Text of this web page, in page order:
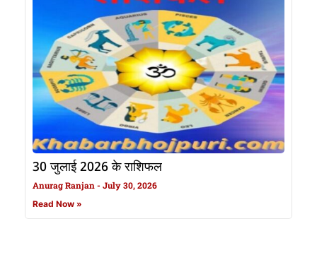
30 जुलाई 2026 के राशिफल
Anurag Ranjan July 30, 2026
Read Now »